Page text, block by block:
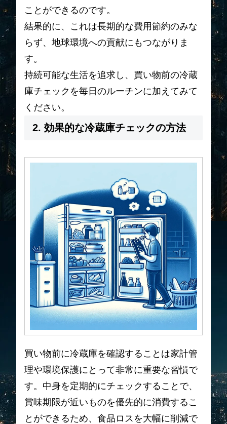
ことができるのです。
結果的に、これは長期的な費用節約のみな
らず、地球環境への貢献にもつながりま
す。
持続可能な生活を追求し、買い物前の冷蔵
庫チェックを毎日のルーチンに加えてみて
ください。
2. 効果的な冷蔵庫チェックの方法
買い物前に冷蔵庫を確認することは家計管
理や環境保護にとって非常に重要な習慣で
す。中身を定期的にチェックすることで、
賞味期限が近いものを優先的に消費するこ
とができるため、食品ロスを大幅に削減で